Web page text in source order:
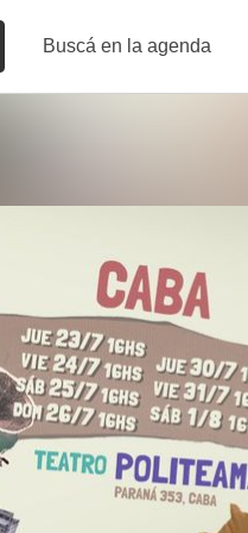
Buscá en la agenda